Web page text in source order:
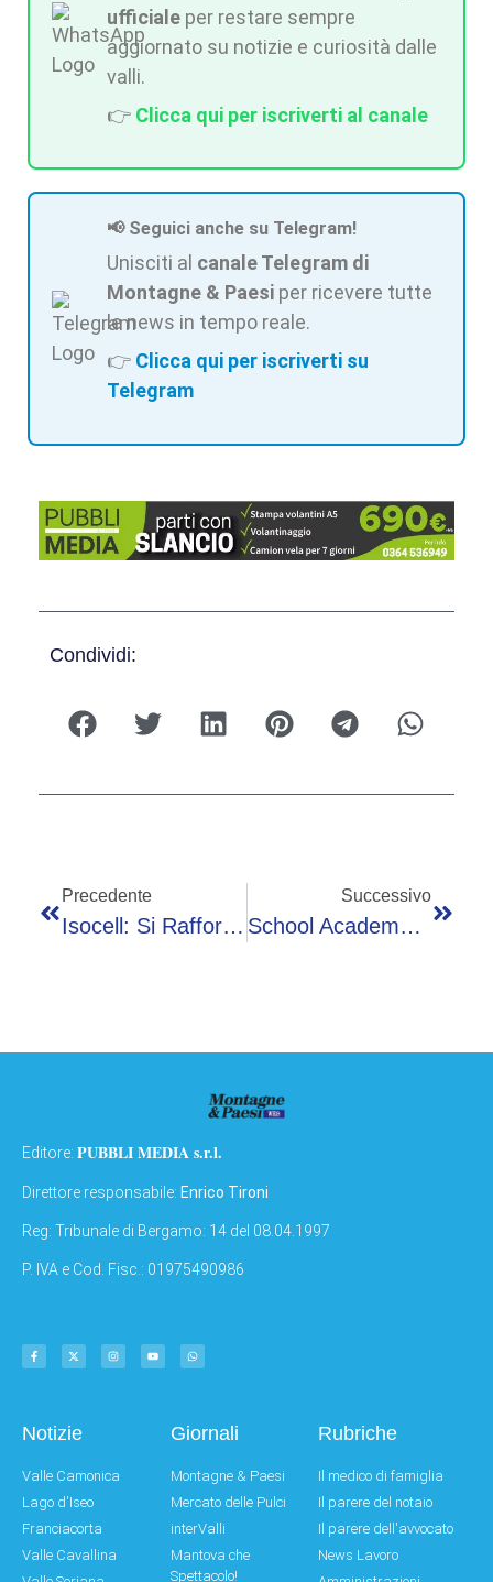
ufficiale per restare sempre
aggiornato su notizie e curiosità dalle
valli.
👉 Clicca qui per iscriverti al canale
📢 Seguici anche su Telegram!
Unisciti al canale Telegram di
Montagne & Paesi per ricevere tutte
le news in tempo reale.
👉 Clicca qui per iscriverti su
Telegram
Condividi:
Precedente
Isocell: Si Rafforza Il Legame Con 4 Premi Ai Giocatori Della Bluceleste
Successivo
School Academy Speciale 50°: IISS Majorana Si Aggiudica La Categoria Miglior CheNotizia
Editore: PUBBLI MEDIA s.r.l.
Direttore responsabile: Enrico Tironi
Reg: Tribunale di Bergamo: 14 del 08.04.1997
P. IVA e Cod. Fisc.: 01975490986
Notizie
Valle Camonica
Lago d'Iseo
Franciacorta
Valle Cavallina
Giornali
Montagne & Paesi
Mercato delle Pulci
interValli
Mantova che
Spettacolo!
Rubriche
Il medico di famiglia
Il parere del notaio
Il parere dell'avvocato
News Lavoro